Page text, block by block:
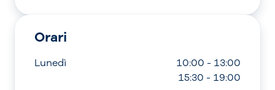
Orari
Lunedì
10:00 - 13:00
15:30 - 19:00